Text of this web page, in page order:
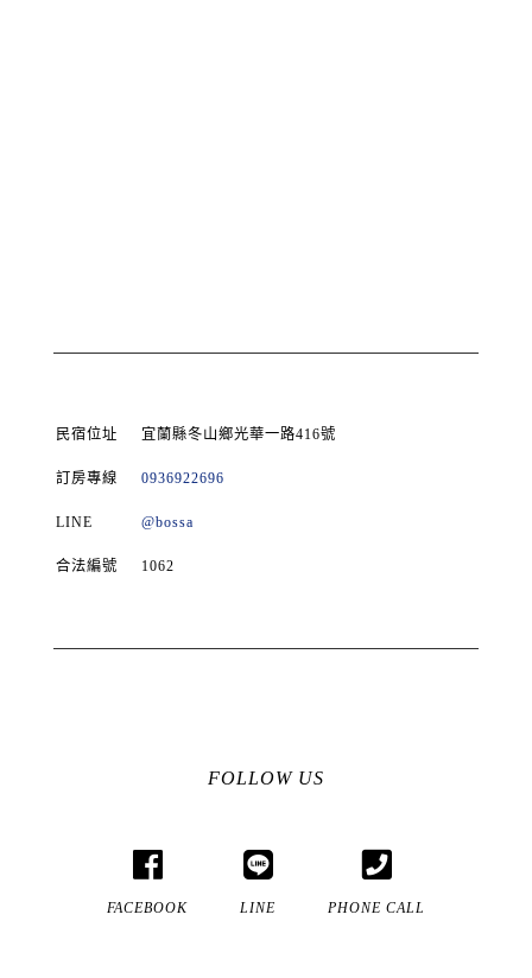
民宿位址 宜蘭縣冬山鄉光華一路416號
訂房專線 0936922696
LINE @bossa
合法編號 1062
FOLLOW US
FACEBOOK LINE PHONE CALL